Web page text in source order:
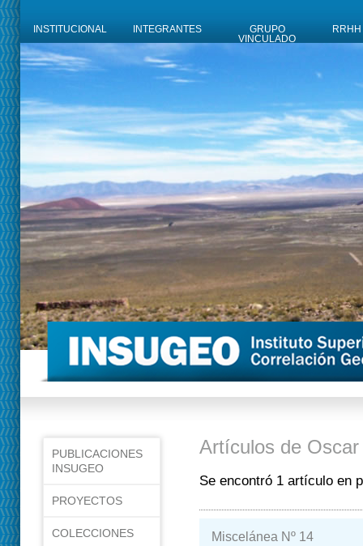
INSTITUCIONAL INTEGRANTES
GRUPO
VINCULADO
RRHH
PUBLICACIONES
INSUGEO
PROYECTOS
COLECCIONES
Artículos de
Se encontró 1 artículo en
Miscelánea Nº 14